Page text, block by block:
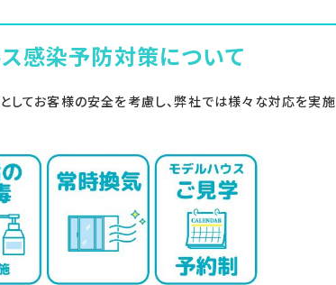
感染予防対策について
してお客様の安全を考慮し、弊社では様々な対応を実施